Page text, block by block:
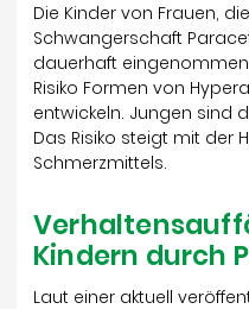
Die Kinder von Frauen,
Schwangerschaft
dauerhaft
Risiko Formen von
entwickeln. Jungen sind
Das Risiko steigt mit der
Schmerzmittels.
Kindern durch
Laut einer aktuell